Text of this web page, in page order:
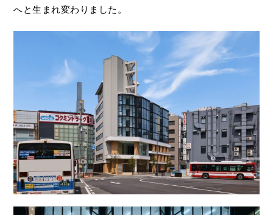
へと生まれ変わりました。